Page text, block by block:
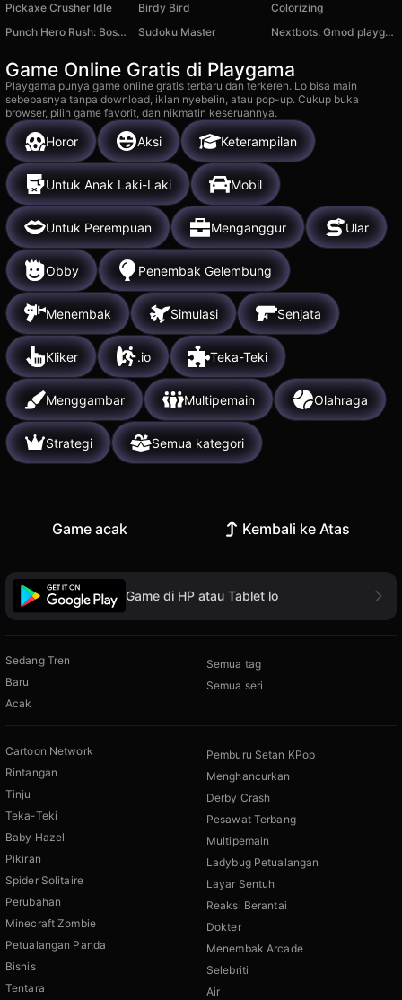
Pickaxe Crusher Idle
Birdy Bird
Colorizing
Punch Hero Rush: Boss Fight Run
Sudoku Master Nextbots: Gmod playground
Game Online Gratis di Playgama
Playgama punya game online gratis terbaru dan terkeren. Lo bisa main
sebebasnya tanpa download, iklan nyebelin, atau pop-up. Cukup buka
browser, pilih game favorit, dan nikmatin keseruannya.
Horor Aksi Keterampilan
Untuk Anak Laki-Laki Mobil
Untuk Perempuan Menganggur Ular
Obby Penembak Gelembung
Menembak Simulasi Senjata
Kliker .io Teka-Teki
Menggambar Multipemain Olahraga
Strategi Semua kategori
Game acak Kembali ke Atas
Game di HP atau Tablet lo
Sedang Tren
Baru
Acak
Semua tag
Semua seri
Cartoon Network
Rintangan
Tinju
Teka-Teki
Baby Hazel
Pikiran
Spider Solitaire
Perubahan
Minecraft Zombie
Petualangan Panda
Bisnis
Tentara
Pemburu Setan KPop
Menghancurkan
Derby Crash
Pesawat Terbang
Multipemain
Ladybug Petualangan
Layar Sentuh
Reaksi Berantai
Dokter
Menembak Arcade
Selebriti
Air